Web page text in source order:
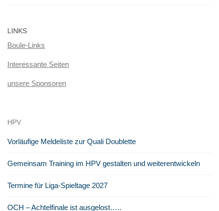
LINKS
Boule-Links
Interessante Seiten
unsere Sponsoren
HPV
Vorläufige Meldeliste zur Quali Doublette
Gemeinsam Training im HPV gestalten und weiterentwickeln
Termine für Liga-Spieltage 2027
OCH – Achtelfinale ist ausgelost…..